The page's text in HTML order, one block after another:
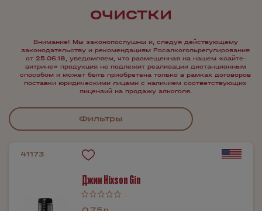
очистки
Внимание! Мы законопослушны и, следуя действующему
законодательству и рекомендациям Росалкогольрегулирования
от 25.06.18, уведомляем, что размещенная на нашем «сайте-
витрине» продукция не подлежит реализации дистанционным
способом и может быть приобретена только в рамках договоров
поставки юридическими лицами с наличием соответствующих
лицензий на продажу алкоголя.
Фильтры
41173
Джин Hixson Gin